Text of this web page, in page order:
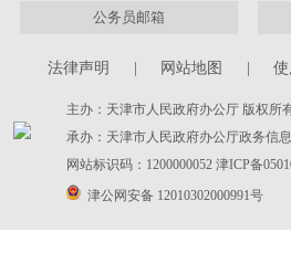
公务员邮箱
法律声明 | 网站地图 |
主办：天津市人民政府办公厅 版权所
承办：天津市人民政府办公厅政务信
网站标识码：1200000052 津ICP备
津公网安备 12010302000991号